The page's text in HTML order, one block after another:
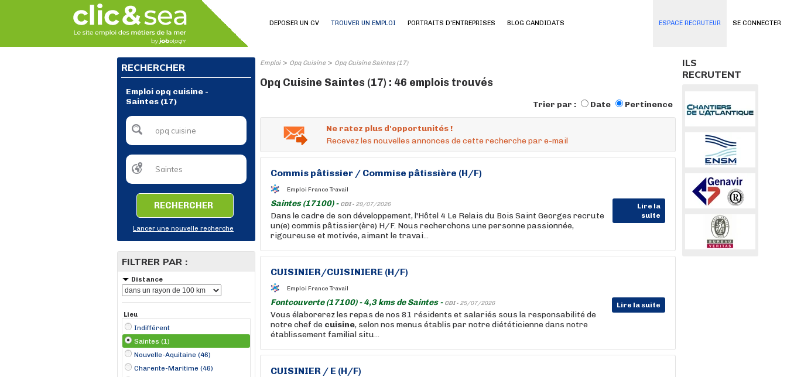
SE CONNECTER
DEPOSER UN CV TROUVER UN EMPLOI PORTRAITS D'ENTREPRISES BLOG CANDIDATS ESPACE RECRUTEUR
RECHERCHER
Emploi opq cuisine -
Saintes (17)
RECHERCHER
Lancer une nouvelle recherche
FILTRER PAR :
Distance
Lieu
Indifférent
Saintes (1)
Nouvelle-Aquitaine (46)
Charente-Maritime (46)
Emploi> Opq Cuisine> Opq Cuisine Saintes (17)
Opq Cuisine Saintes (17) : 46 emplois trouvés
Trier par : Date Pertinence
Ne ratez plus d'opportunités !
Recevez les nouvelles annonces de cette recherche par e-mail
Commis pâtissier / Commise pâtissière (H/F)
Emploi France Travail
Saintes (17100) - CDI - 29/07/2026
Lire la
suite
Dans le cadre de son développement, l'Hôtel 4 Le Relais du Bois Saint Georges recrute
un(e) commis pâtissier(ère) H/F. Nous recherchons une personne passionnée,
rigoureuse et motivée, aimant le travai...
CUISINIER/CUISINIERE (H/F)
Emploi France Travail
Fontcouverte (17100) - 4,3 kms de Saintes - CDI - 25/07/2026 Lire la suite
Vous élaborerez les repas de nos 81 résidents et salariés sous la responsabilité de
notre chef de cuisine, selon nos menus établis par notre diététicienne dans notre
établissement familial situ...
CUISINIER / E (H/F)
ILS
RECRUTENT